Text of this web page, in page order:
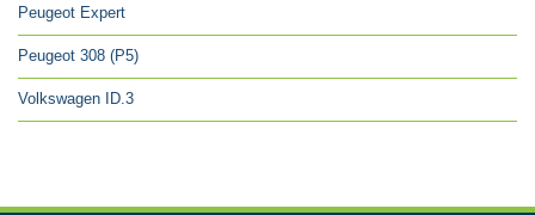
Peugeot Expert
Peugeot 308 (P5)
Volkswagen ID.3